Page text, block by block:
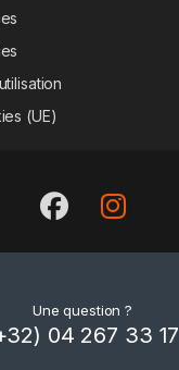
(UE)
Une question ?
04 267 33 17